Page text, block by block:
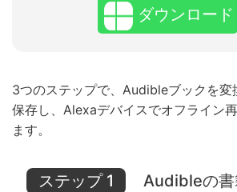
ダウンロード
3つのステップで、Audibleブックを変
保存し、Alexaデバイスでオフライン
ます。
ステップ 1
Audibleの